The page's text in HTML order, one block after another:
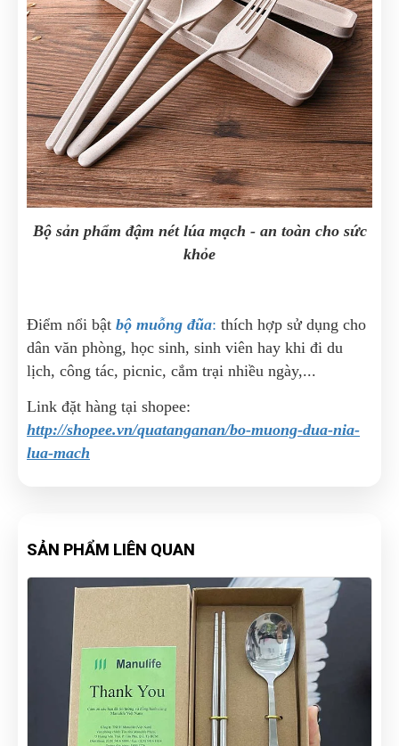
Bộ sản phẩm đậm nét lúa mạch - an toàn cho sức
khỏe
Điểm nổi bật bộ muỗng đũa: thích hợp sử dụng cho
dân văn phòng, học sinh, sinh viên hay khi đi du
lịch, công tác, picnic, cắm trại nhiều ngày,...
Link đặt hàng tại shopee:
http://shopee.vn/quatanganan/bo-muong-dua-nia-
lua-mach
SẢN PHẨM LIÊN QUAN